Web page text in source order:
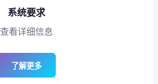
系统要求
查看详细信息
了解更多